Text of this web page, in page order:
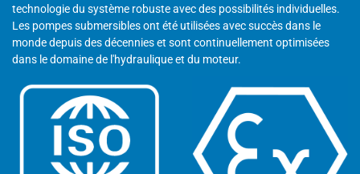
technologie du système robuste avec des possibilités individuelles.
Les pompes submersibles ont été utilisées avec succès dans le
monde depuis des décennies et sont continuellement optimisées
dans le domaine de l'hydraulique et du moteur.